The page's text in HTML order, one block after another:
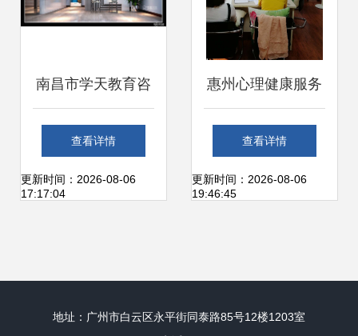
南昌市学天教育咨
询
查看详情
更新时间：2026-08-06
17:17:04
惠州心理健康服务
深度解析 从青少年
叛逆到企业EAP一
查看详情
更新时间：2026-08-06
19:46:45
地址：广州市白云区永平街同泰路85号12楼1203室